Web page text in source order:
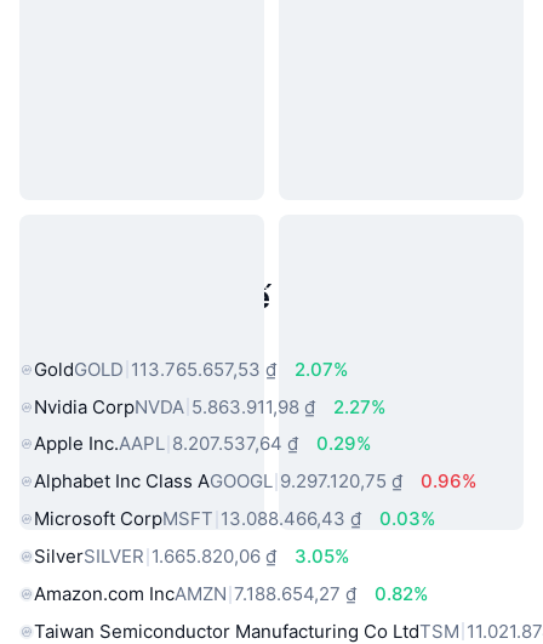
Tài sản trong thế giới thực phổ
GoldGOLD 113.765.657,53 ₫
2.07%
Nvidia CorpNVDA 5.863.911,98 ₫
2.27%
Apple Inc.AAPL 8.207.537,64 ₫
0.29%
Alphabet Inc Class AGOOGL 9.297.120,75 ₫
0.96%
Microsoft CorpMSFT 13.088.466,43 ₫
0.03%
SilverSILVER 1.665.820,06 ₫
3.05%
Amazon.com IncAMZN 7.188.654,27 ₫
0.82%
Taiwan Semiconductor Manufacturing Co LtdTSM